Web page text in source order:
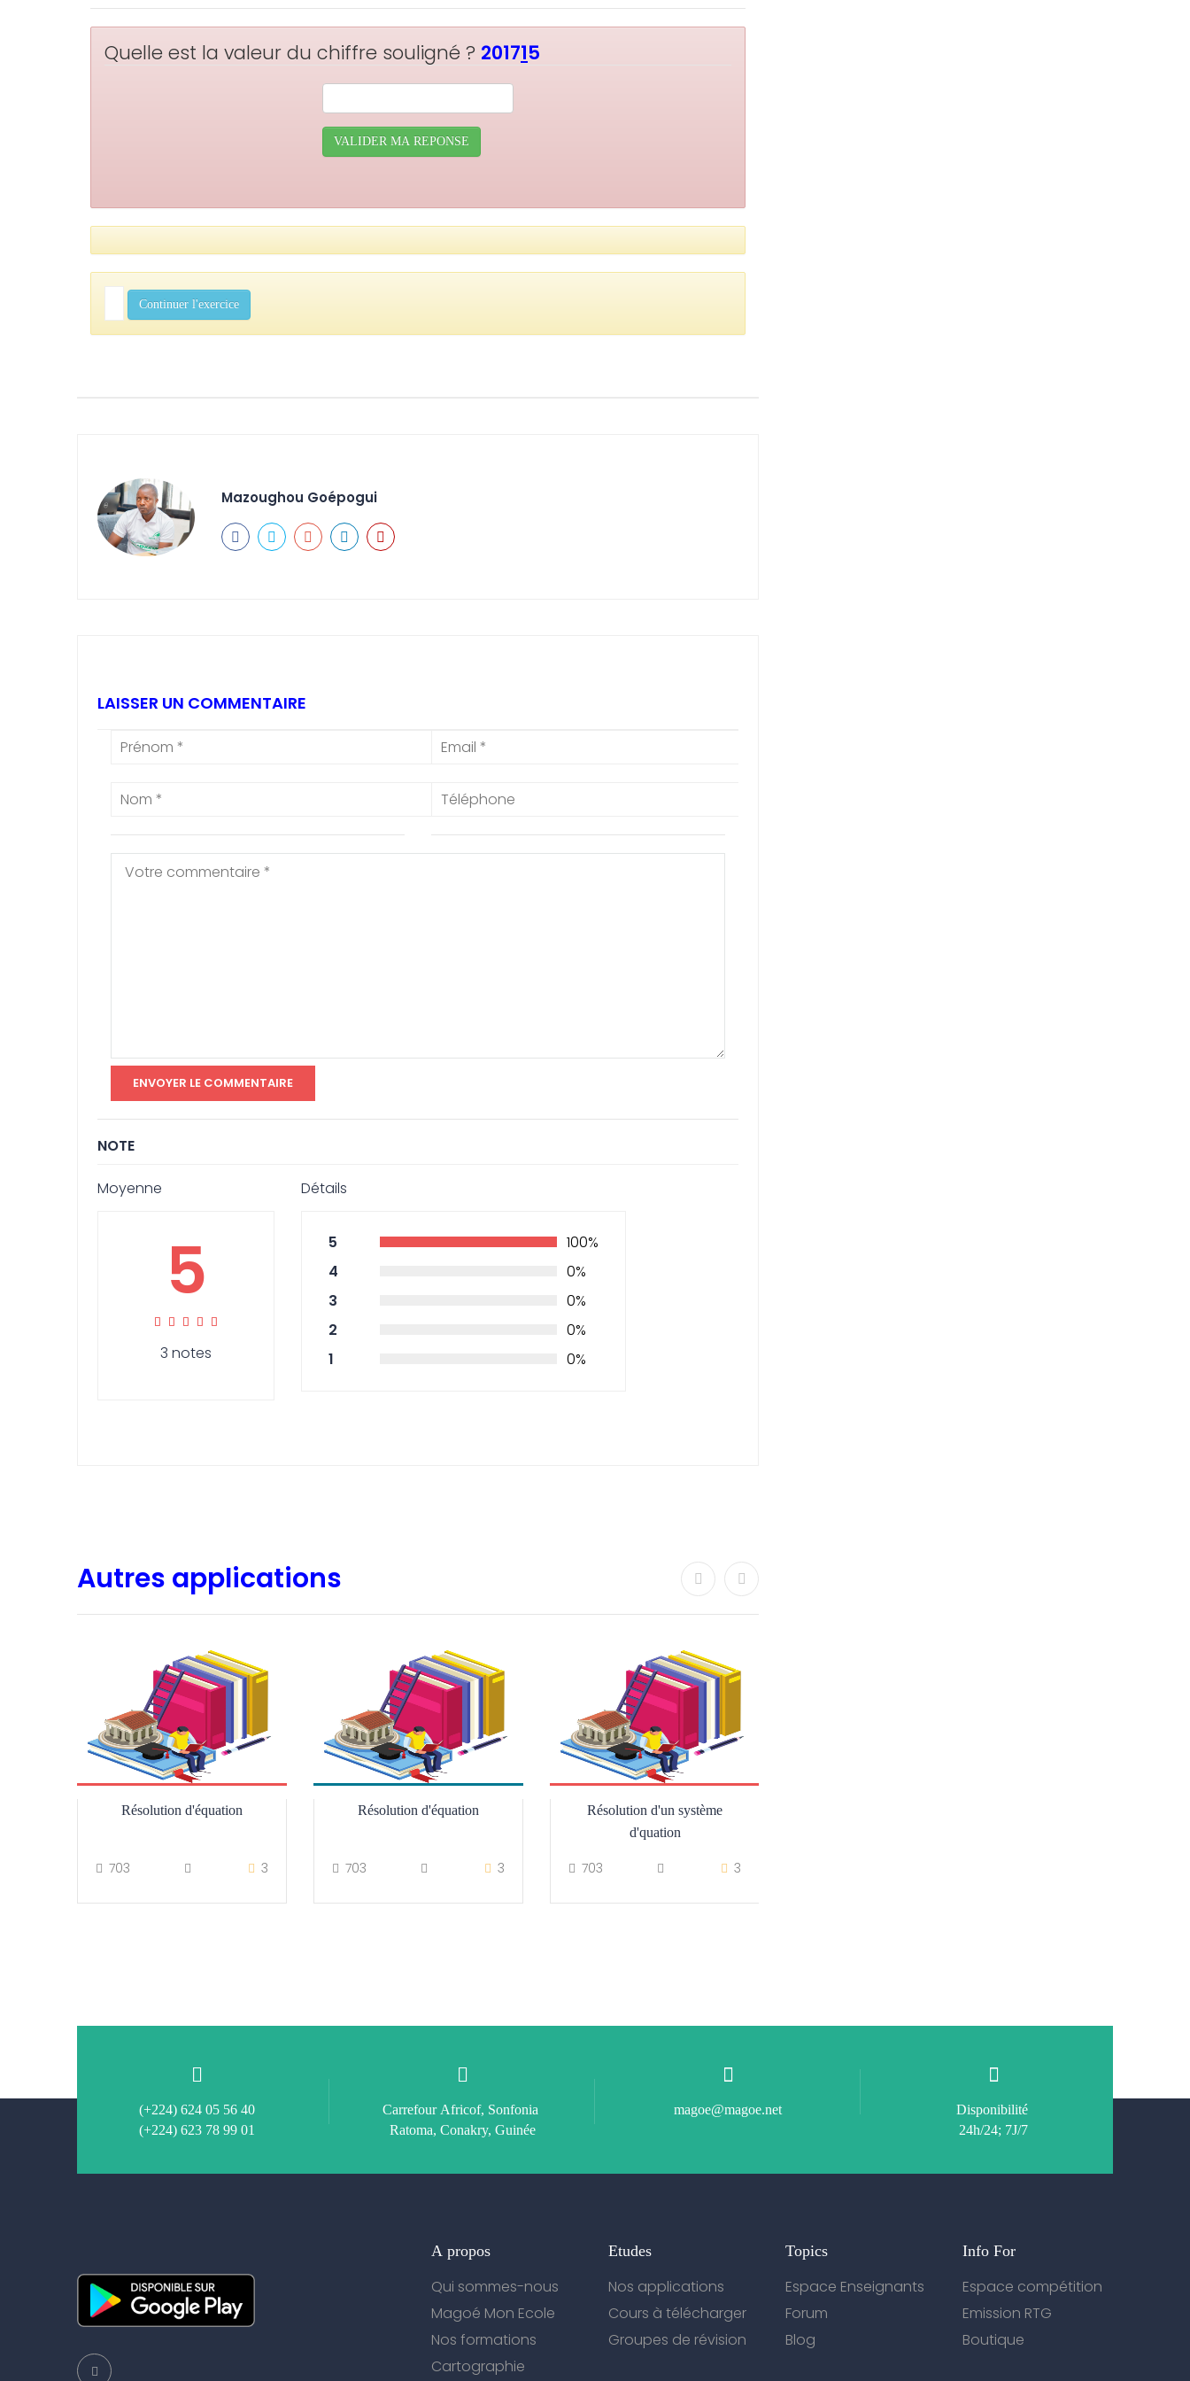
Quelle est la valeur du chiffre souligné ? 201715
VALIDER MA REPONSE
Continuer l'exercice
Mazoughou Goépogui
LAISSER UN COMMENTAIRE
NOTE
Moyenne
5
3 notes
Détails
5
100%
4
0%
3
0%
2
0%
1
0%
Autres applications
Résolution d'équation
703 3
Résolution d'équation
703 3
Résolution d'un système
d'quation
703 3
(+224) 624 05 56 40
(+224) 623 78 99 01
Carrefour Africof, Sonfonia
Ratoma, Conakry, Guinée
magoe@magoe.net
Disponibilité
24h/24; 7J/7
A propos
Qui sommes-nous
Magoé Mon Ecole
Nos formations
Cartographie
Etudes
Nos applications
Cours à télécharger
Groupes de révision
Topics
Espace Enseignants
Forum
Blog
Info For
Espace compétition
Emission RTG
Boutique